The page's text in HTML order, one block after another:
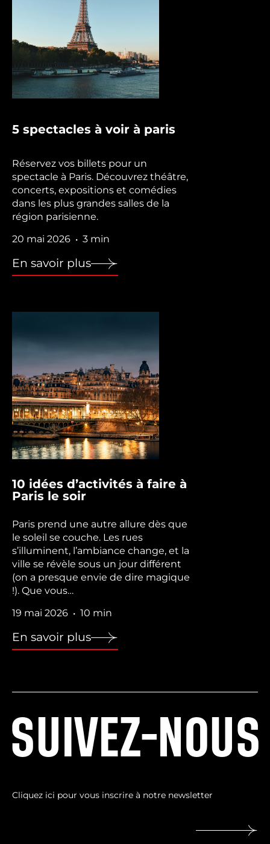
5 spectacles à voir à paris
Réservez vos billets pour un
spectacle à Paris. Découvrez théâtre,
concerts, expositions et comédies
dans les plus grandes salles de la
région parisienne.
20 mai 2026 • 3 min
En savoir plus
10 idées d’activités à faire à
Paris le soir
Paris prend une autre allure dès que
le soleil se couche. Les rues
s’illuminent, l’ambiance change, et la
ville se révèle sous un jour différent
(on a presque envie de dire magique
!). Que vous…
19 mai 2026 • 10 min
En savoir plus
SU IVEZ-N OUS